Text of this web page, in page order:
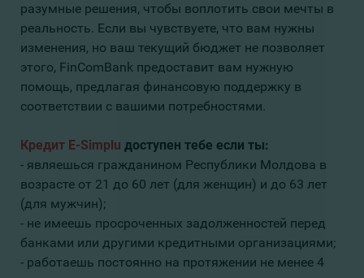
разумные решения, чтобы воплотить свои мечты в
реальность. Если вы чувствуете, что вам нужны
изменения, но ваш текущий бюджет не позволяет
этого, FinComBank предоставит вам нужную
помощь, предлагая финансовую поддержку в
соответствии с вашими потребностями.
Кредит E-Simplu доступен тебе если ты:
- являешься гражданином Республики Молдова в
возрасте от 21 до 60 лет (для женщин) и до 63 лет
(для мужчин);
- не имеешь просроченных задолженностей перед
банками или другими кредитными организациями;
- работаешь постоянно на протяжении не менее 4